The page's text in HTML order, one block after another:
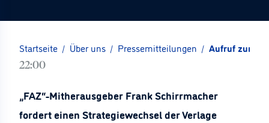
Startseite / Über uns / Pressemitteilungen / Aufruf zur
22:00
„FAZ“-Mitherausgeber Frank Schirrmacher
fordert einen Strategiewechsel der Verlage